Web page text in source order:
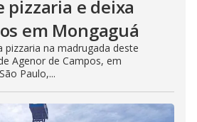
pizzaria e deixa
em Mongaguá
pizzaria na madrugada deste
Agenor de Campos, em
Paulo,...